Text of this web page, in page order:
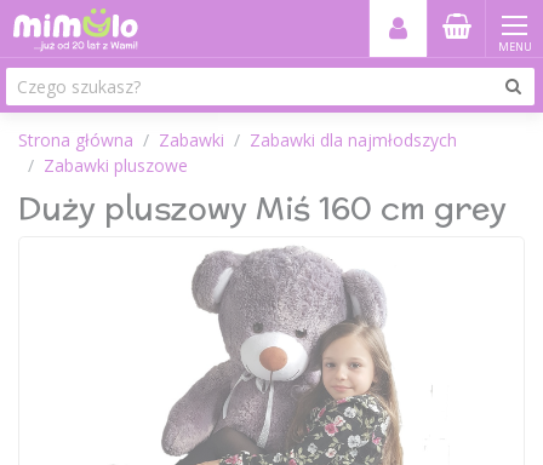
MENU
Strona główna Zabawki
Zabawki dla najmłodszych
Zabawki pluszowe
Duży pluszowy Miś 160 cm grey